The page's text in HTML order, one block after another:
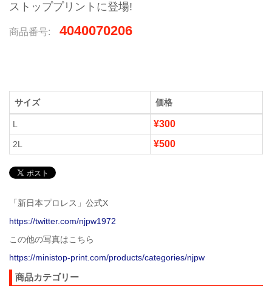
ストッププリントに登場!
商品番号: 4040070206
サイズ 価格
L ¥300
2L ¥500
「新日本プロレス」公式X
https://twitter.com/njpw1972
この他の写真はこちら
https://ministop-print.com/products/categories/njpw
商品カテゴリー